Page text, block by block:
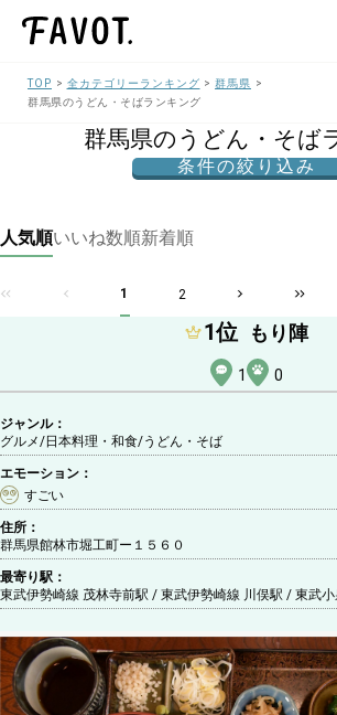
TOP 全カテゴリーランキング
群馬県
群馬県のうどん・そばランキング
群馬県のうどん・そば
条件の絞り込み
人気順いいね数順新着順
1 2
1位 もり陣
1 0
ジャンル：
グルメ/日本料理・和食/うどん・そば
エモーション：
すごい
住所：
群馬県館林市堀工町ー１５６０
最寄り駅：
東武伊勢崎線 茂林寺前駅 / 東武伊勢崎線 川俣駅 / 東武